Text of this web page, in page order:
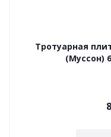
Тротуарная
(Муссон)